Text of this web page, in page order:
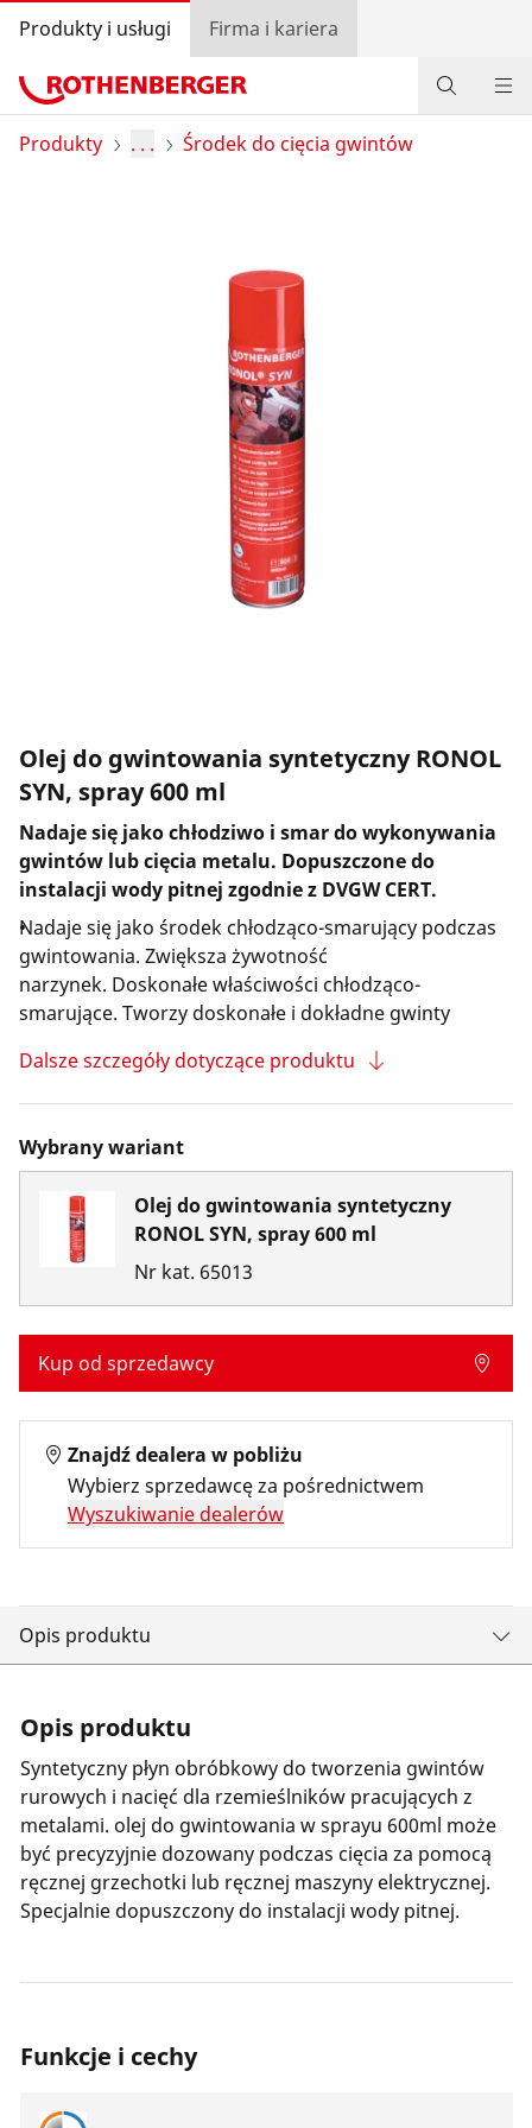
Produkty i usługi Firma i kariera
Produkty
Lokalizator dystrybutorów
Produkty . . . Środek do cięcia gwintów
Olej do gwintowania syntetyczny RONOL
SYN, spray 600 ml
Nadaje się jako chłodziwo i smar do wykonywania
gwintów lub cięcia metalu. Dopuszczone do
instalacji wody pitnej zgodnie z DVGW CERT.
Nadaje się jako środek chłodząco-smarujący podczas
gwintowania. Zwiększa żywotność
narzynek. Doskonałe właściwości chłodząco-
smarujące. Tworzy doskonałe i dokładne gwinty
Dalsze szczegóły dotyczące produktu
Wybrany wariant
Olej do gwintowania syntetyczny
RONOL SYN, spray 600 ml
Nr kat. 65013
Kup od sprzedawcy
Znajdź dealera w pobliżu
Wybierz sprzedawcę za pośrednictwem
Wyszukiwanie dealerów
Opis produktu
Opis produktu
Syntetyczny płyn obróbkowy do tworzenia gwintów
rurowych i nacięć dla rzemieślników pracujących z
metalami. olej do gwintowania w sprayu 600ml może
być precyzyjnie dozowany podczas cięcia za pomocą
ręcznej grzechotki lub ręcznej maszyny elektrycznej.
Specjalnie dopuszczony do instalacji wody pitnej.
Funkcje i cechy